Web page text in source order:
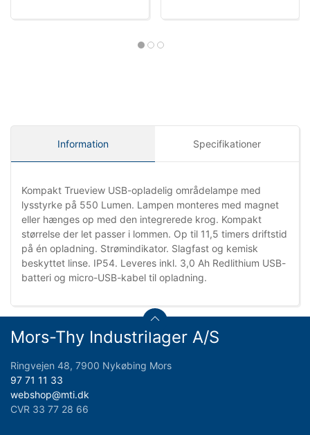
Information Specifikationer
Kompakt Trueview USB-opladelig områdelampe med
lysstyrke på 550 Lumen. Lampen monteres med magnet
eller hænges op med den integrerede krog. Kompakt
størrelse der let passer i lommen. Op til 11,5 timers driftstid
på én opladning. Strømindikator. Slagfast og kemisk
beskyttet linse. IP54. Leveres inkl. 3,0 Ah Redlithium USB-
batteri og micro-USB-kabel til opladning.
Mors-Thy Industrilager A/S
Ringvejen 48, 7900 Nykøbing Mors
97 71 11 33
webshop@mti.dk
CVR 33 77 28 66